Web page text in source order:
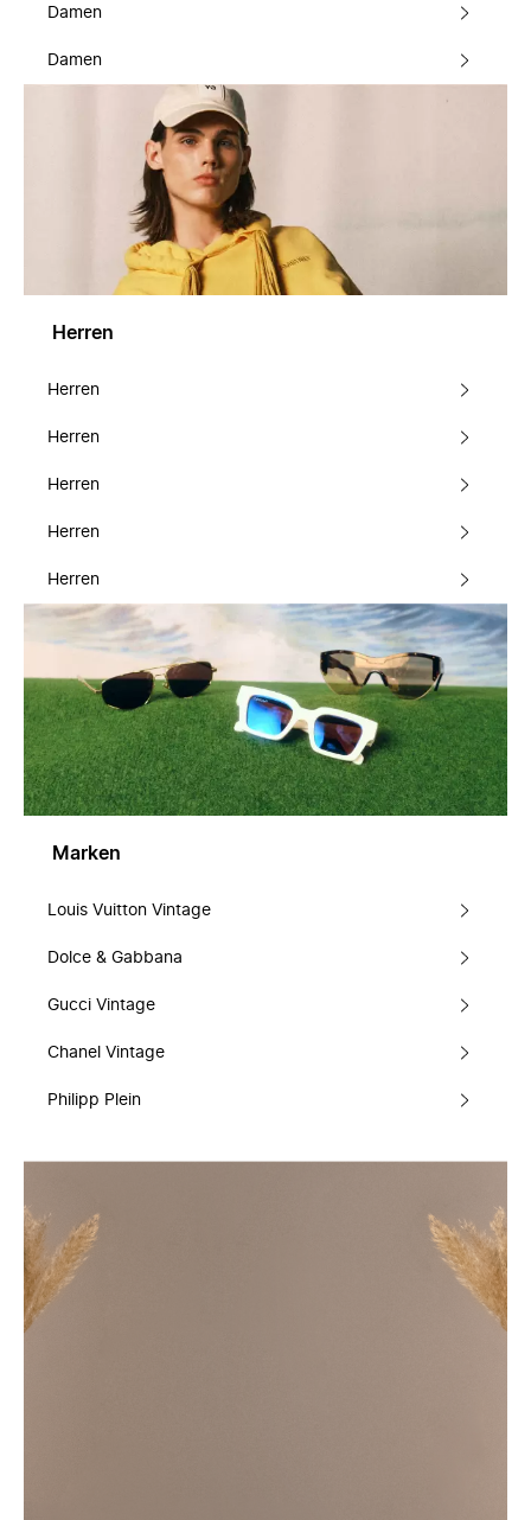
Damen
Damen
Herren
Herren
Herren
Herren
Herren
Herren
Marken
Louis Vuitton Vintage
Dolce & Gabbana
Gucci Vintage
Chanel Vintage
Philipp Plein